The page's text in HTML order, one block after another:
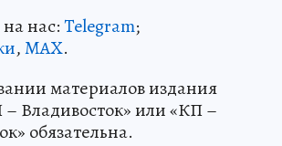
нас:Telegram;
,MAX.
материалов издания
Владивосток» или «КП –
обязательна.